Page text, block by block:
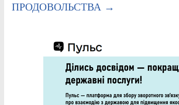
ПРОДОВОЛЬСТВА →